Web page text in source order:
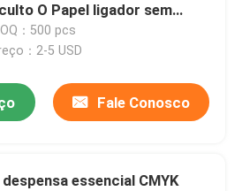
O Papel ligador sem
：500 pcs
：2-5 USD
Fale Conosco
despensa essencial CMYK